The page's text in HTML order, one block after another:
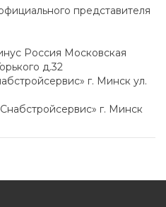
представителя
Россия Московская
д.32
г. Минск ул.
г. Минск